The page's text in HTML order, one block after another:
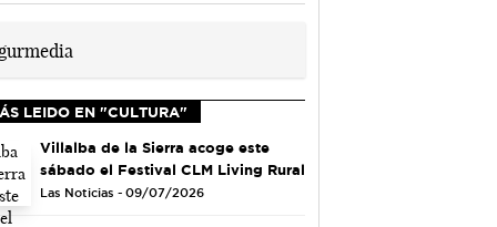
LEIDO EN "CULTURA"
Villalba de la Sierra acoge este
sábado el Festival CLM Living Rural
Las Noticias - 09/07/2026